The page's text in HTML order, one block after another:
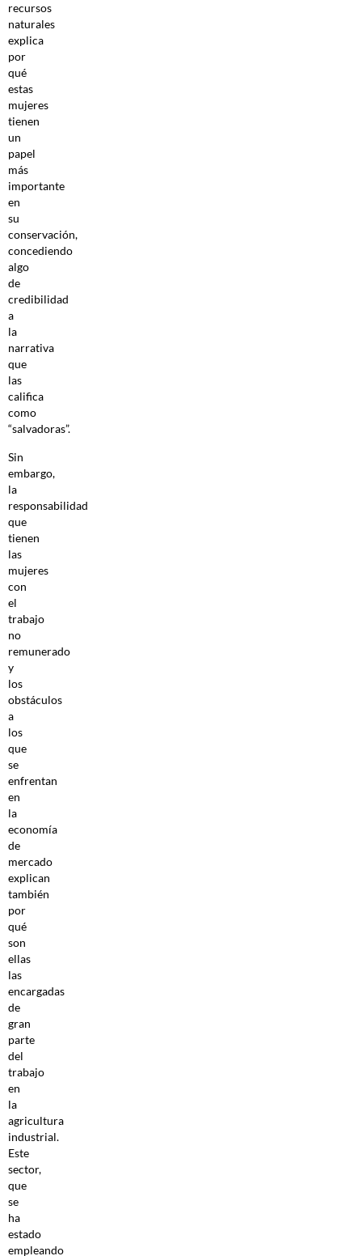
recursos
naturales
explica
por
qué
estas
mujeres
tienen
un
papel
más
importante
en
su
conservación,
concediendo
algo
de
credibilidad
a
la
narrativa
que
las
califica
como
“salvadoras”.
Sin
embargo,
la
responsabilidad
que
tienen
las
mujeres
con
el
trabajo
no
remunerado
y
los
obstáculos
a
los
que
se
enfrentan
en
la
economía
de
mercado
explican
también
por
qué
son
ellas
las
encargadas
de
gran
parte
del
trabajo
en
la
agricultura
industrial.
Este
sector,
que
se
ha
estado
empleando